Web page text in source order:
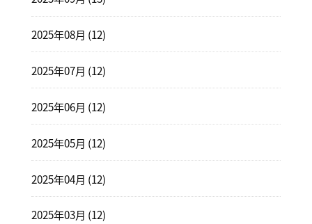
2025年08月 (12)
2025年07月 (12)
2025年06月 (12)
2025年05月 (12)
2025年04月 (12)
2025年03月 (12)